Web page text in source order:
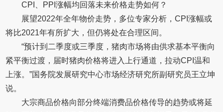
CPI、PPI涨幅均回落未来价格走势如何？
展望2022年全年物价走势，多位专家分析，CPI涨幅或
将比2021年有所扩大，但仍将处在合理区间。
“预计到二季度或三季度，猪肉市场将由供求基本平衡向
紧平衡过渡，届时猪肉价格将进入上行通道，拉动CPI温和
上涨。”国务院发展研究中心市场经济研究所副研究员王立坤
说。
大宗商品价格向部分终端消费品价格传导的趋势或将延